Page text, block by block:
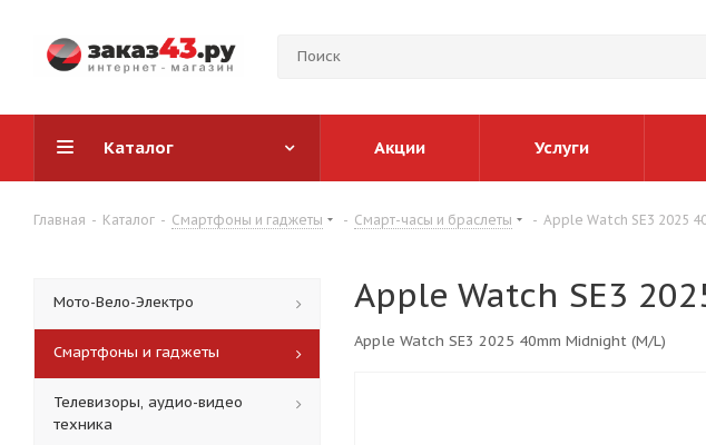
Каталог Акции Услуги
Главная - Каталог - Смартфоны и гаджеты - Смарт-часы и браслеты - Apple Watch SE3 2025
Apple Watch SE3
Apple Watch SE3 2025 40mm Midnight (M/L)
Мото-Вело-Электро
Смартфоны и гаджеты
Телевизоры, аудио-видео
техника